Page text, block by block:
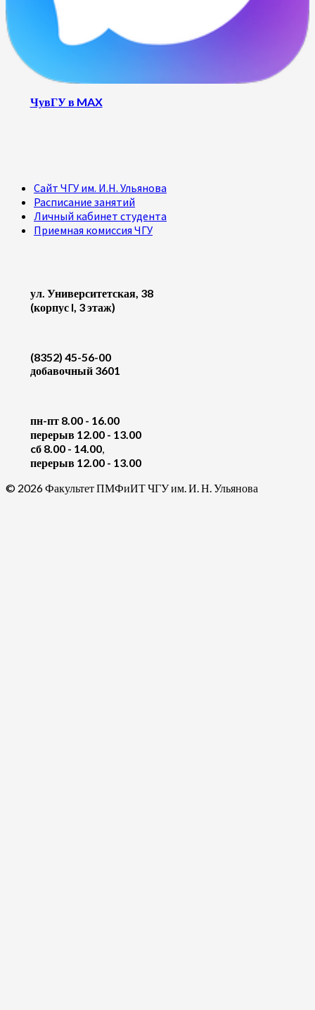
ЧувГУ в MAX
Сайт ЧГУ им. И.Н. Ульянова
Расписание занятий
Личный кабинет студента
Приемная комиссия ЧГУ
ул. Университетская, 38
(корпус I, 3 этаж)
(8352) 45-56-00
добавочный 3601
пн-пт 8.00 - 16.00
перерыв 12.00 - 13.00
cб 8.00 - 14.00,
перерыв 12.00 - 13.00
© 2026 Факультет ПМФиИТ ЧГУ им. И. Н. Ульянова